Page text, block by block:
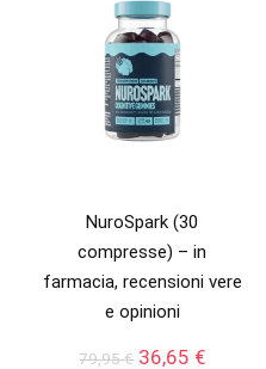
NuroSpark (30
compresse) – in
farmacia, recensioni vere
e opinioni
79,95€ Il
36,65 €Il